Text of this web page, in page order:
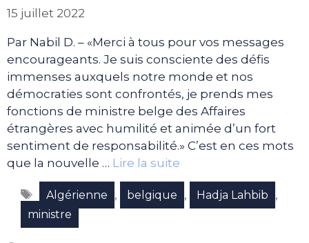
15 juillet 2022
Par Nabil D. – «Merci à tous pour vos messages
encourageants. Je suis consciente des défis
immenses auxquels notre monde et nos
démocraties sont confrontés, je prends mes
fonctions de ministre belge des Affaires
étrangères avec humilité et animée d’un fort
sentiment de responsabilité.» C’est en ces mots
que la nouvelle … Lire la suite
Étiquettes
Algérienne , belgique , Hadja Lahbib ,
ministre